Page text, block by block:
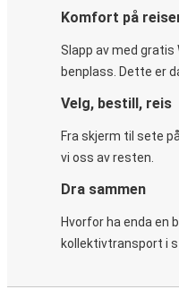
Komfort på
Slapp av med
benplass. Dette er
Velg, bestill, reis
Fra skjerm til sete
vi oss av resten.
Dra sammen
Hvorfor ha enda en
kollektivtransport i